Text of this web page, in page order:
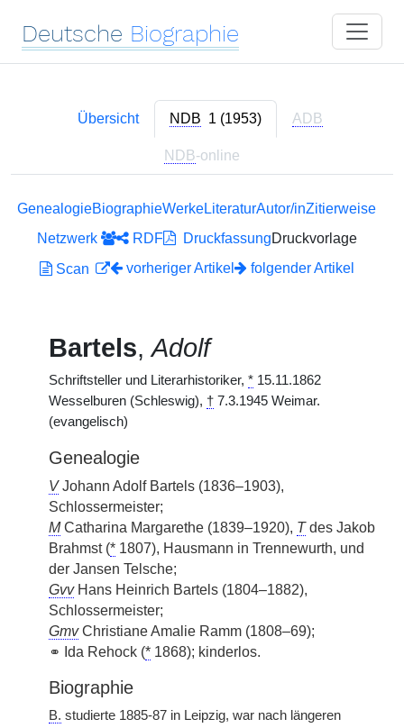
Deutsche Biographie
Übersicht NDB 1 (1953) ADB
NDB-online
GenealogieBiographieWerkeLiteraturAutor/inZitierweise
Netzwerk
RDF DruckfassungDruckvorlage
Scan
vorheriger Artikel folgender Artikel
Bartels,Adolf
Schriftsteller und Literarhistoriker, * 15.11.1862
Wesselburen (Schleswig), † 7.3.1945 Weimar.
(evangelisch)
Genealogie
VJohann Adolf Bartels (1836–1903),
Schlossermeister;
MCatharina Margarethe (1839–1920), Tdes Jakob
Brahmst (* 1807), Hausmann in Trennewurth, und
der Jansen Telsche;
GvvHans Heinrich Bartels (1804–1882),
Schlossermeister;
GmvChristiane Amalie Ramm (1808–69);
⚭ Ida Rehock (* 1868); kinderlos.
Biographie
B. studierte 1885-87 in Leipzig, war nach längeren